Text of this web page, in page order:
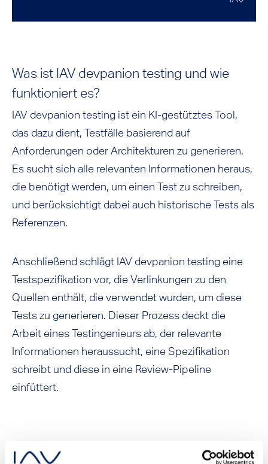
Was ist IAV devpanion testing und wie
funktioniert es?
IAV devpanion testing ist ein KI-gestütztes Tool,
das dazu dient, Testfälle basierend auf
Anforderungen oder Architekturen zu generieren.
Es sucht sich alle relevanten Informationen heraus,
die benötigt werden, um einen Test zu schreiben,
und berücksichtigt dabei auch historische Tests als
Referenzen.
Anschließend schlägt IAV devpanion testing eine
Testspezifikation vor, die Verlinkungen zu den
Quellen enthält, die verwendet wurden, um diese
Tests zu generieren. Dieser Prozess deckt die
Arbeit eines Testingenieurs ab, der relevante
Informationen heraussucht, eine Spezifikation
schreibt und diese in eine Review-Pipeline
einfüttert.
Warum ist die Nachvollziehbarkeit bei der